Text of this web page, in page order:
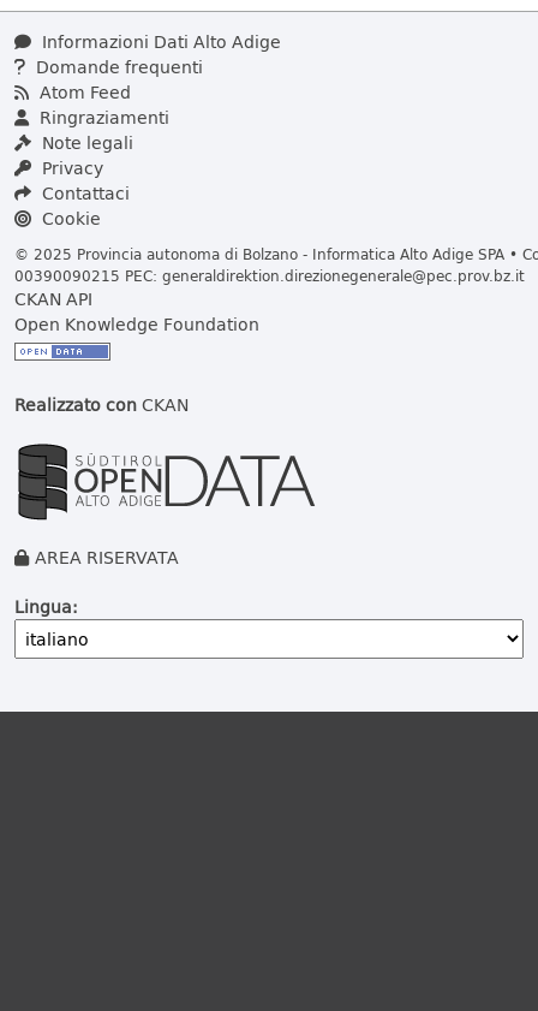
Informazioni Dati Alto Adige
Domande frequenti
Atom Feed
Ringraziamenti
Note legali
Privacy
Contattaci
Cookie
© 2025 Provincia autonoma di Bolzano - Informatica Alto Adige SPA •
00390090215 PEC: generaldirektion.direzionegenerale@pec.prov.bz.it
CKAN API
Open Knowledge Foundation
Realizzato conCKAN
AREA RISERVATA
Lingua